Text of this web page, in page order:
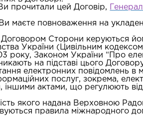
прочитали цей Договір,
маєте повноваження на
Сторони керуються
України (Цивільним
року, Законом України “Про
на підставі цього
електронних повідомлень в
послуг, зокрема,
актами, що регулюють
якого надана Верховною
правила міжнародного